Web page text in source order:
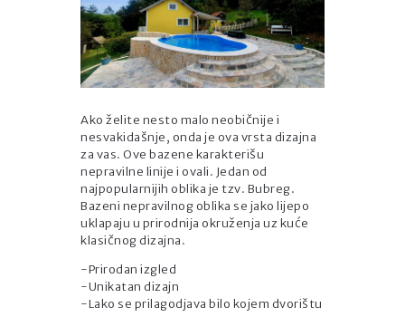
GALERIJA
KONTAKT
Ako želite nesto malo neobičnije i
nesvakidašnje, onda je ova vrsta dizajna
za vas. Ove bazene karakterišu
nepravilne linije i ovali. Jedan od
najpopularnijih oblika je tzv. Bubreg.
Bazeni nepravilnog oblika se jako lijepo
uklapaju u prirodnija okruženja uz kuće
klasičnog dizajna.
-Prirodan izgled
-Unikatan dizajn
-Lako se prilagodjava bilo kojem dvorištu